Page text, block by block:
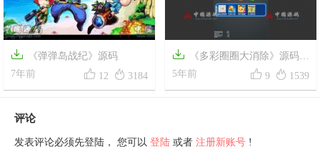

《弹弹岛战纪》源码
7年前
 12  3184

《多彩圈圈大消除》源码
支持微信小游戏
5年前  9  1539
评论
发表评论必须先登陆， 您可以 登陆 或者 注册新账号 !